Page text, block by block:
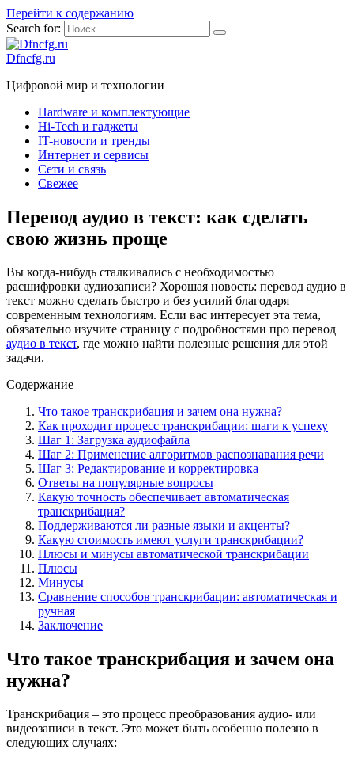
Перейти к содержанию
Search for:
Dfncfg.ru
Цифровой мир и технологии
Hardware и комплектующие
Hi-Tech и гаджеты
IT-новости и тренды
Интернет и сервисы
Сети и связь
Свежее
Перевод аудио в текст: как сделать
свою жизнь проще
Вы когда-нибудь сталкивались с необходимостью
расшифровки аудиозаписи? Хорошая новость: перевод аудио в
текст можно сделать быстро и без усилий благодаря
современным технологиям. Если вас интересует эта тема,
обязательно изучите страницу с подробностями про перевод
аудио в текст, где можно найти полезные решения для этой
задачи.
Содержание
Что такое транскрибация и зачем она нужна?
Как проходит процесс транскрибации: шаги к успеху
Шаг 1: Загрузка аудиофайла
Шаг 2: Применение алгоритмов распознавания речи
Шаг 3: Редактирование и корректировка
Ответы на популярные вопросы
Какую точность обеспечивает автоматическая
транскрибация?
Поддерживаются ли разные языки и акценты?
Какую стоимость имеют услуги транскрибации?
Плюсы и минусы автоматической транскрибации
Плюсы
Минусы
Сравнение способов транскрибации: автоматическая и
ручная
Заключение
Что такое транскрибация и зачем она
нужна?
Транскрибация – это процесс преобразования аудио- или
видеозаписи в текст. Это может быть особенно полезно в
следующих случаях: